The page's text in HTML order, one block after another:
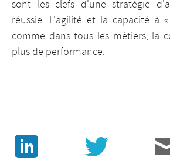
sont les clefs d'une stratégie
réussie. L'agilité et la capacité à
comme dans tous les métiers, la
plus de performance.
J v